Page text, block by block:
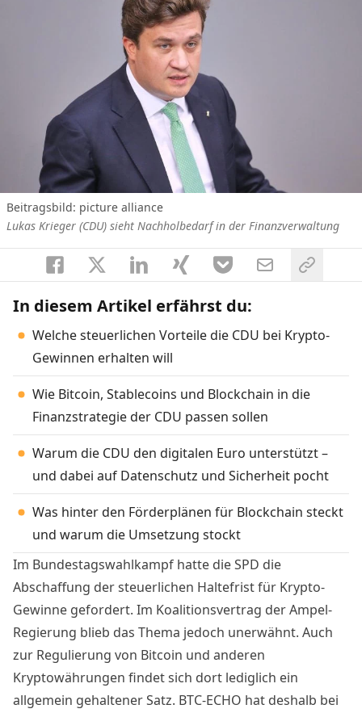
Beitragsbild: picture alliance
Lukas Krieger (CDU) sieht Nachholbedarf in der Finanzverwaltung
In diesem Artikel erfährst du:
Welche steuerlichen Vorteile die CDU bei Krypto-
Gewinnen erhalten will
Wie Bitcoin, Stablecoins und Blockchain in die
Finanzstrategie der CDU passen sollen
Warum die CDU den digitalen Euro unterstützt –
und dabei auf Datenschutz und Sicherheit pocht
Was hinter den Förderplänen für Blockchain steckt
und warum die Umsetzung stockt
Im Bundestagswahlkampf hatte die SPD die
Abschaffung der steuerlichen Haltefrist für Krypto-
Gewinne gefordert. Im Koalitionsvertrag der Ampel-
Regierung blieb das Thema jedoch unerwähnt. Auch
zur Regulierung von Bitcoin und anderen
Kryptowährungen findet sich dort lediglich ein
allgemein gehaltener Satz. BTC-ECHO hat deshalb bei